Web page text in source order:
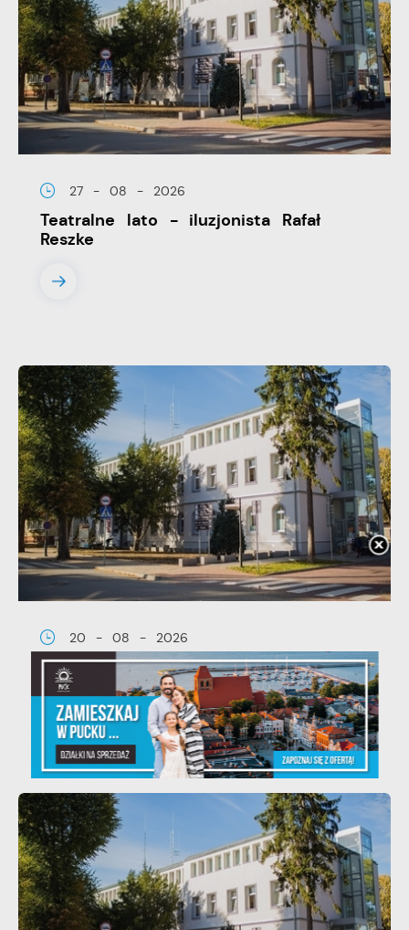
27 - 08 - 2026
Teatralne lato - iluzjonista Rafał
Reszke
20 - 08 - 2026
Teatralne lato - Zdrowo i kolorowo
mogą pojawić się na stronach podmiotów trzecich lub
firm będących naszymi partnerami oraz innych
dostawców usług. Firmy te działają w charakterze
pośredników prezentujących nasze treści w postaci
wiadomości, ofert, komunikatów mediów
społecznościowych.